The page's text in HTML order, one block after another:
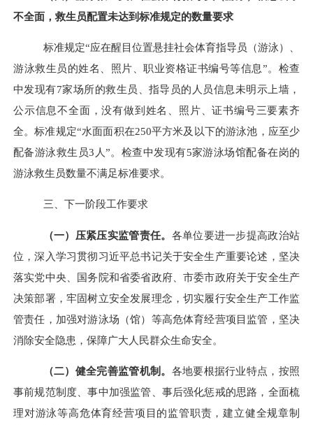
不全面，救生员配置未达到标准规定的数量要求
标准规定“应在醒目位置悬挂社会体育指导员（游泳）、
游泳救生员的姓名、照片、职业资格证书编号等信息”。检查
中发现有7家场所的救生员、指导员的人员信息未明示上墙，
公示信息不全面，没有做到姓名、照片、证书编号三要素齐
全。标准规定“水面面积在250平方米及以下的游泳池，应至少
配备游泳救生员3 人”。检查中发现有5家游泳场馆配备在岗的
游泳救生员数量不满足标准要求。
三、 下一阶段工作要求
（一）压紧压实监管责任。 各单位要进一步提高政治站
位，深入学习贯彻习近平总书记关于安全生产重要论述，坚决
落实党中央、国务院和省委省政府、市委市政府关于安全生产
决策部署，牢固树立安全发展理念，切实履行安全生产工作监
管责任，加强对游泳场（馆）等高危体育经营项目监管，坚决
消除安全隐患，保障广大人民群众生命安全。
（二）健全完善监管机制。 各地要根据行业特点，按照
事前规范制度、事中加强监管、事后强化惩戒的思路，全面梳
理对游泳等高危体育经营项目的监管职责，建立健全规章制